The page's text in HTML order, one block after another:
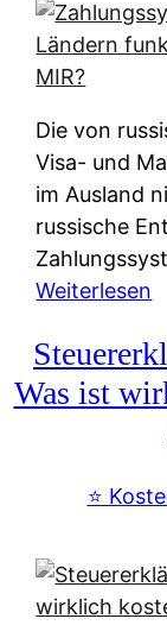
l
t
n
a
t
i
v
e
&
f
r
e
u
s
Die von
Visa- und
im Ausland
russische
Weiterlesen
a
h
g
s
y
Was ist
⭐️